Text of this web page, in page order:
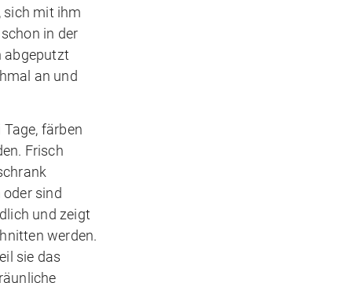
sich mit ihm
in der
abgeputzt
an und
färben
Frisch
sind
und zeigt
werden.
sie das